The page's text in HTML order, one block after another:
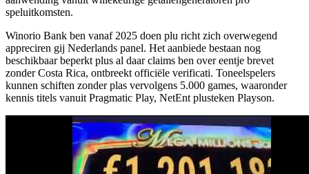
speluitkomsten.
Winorio Bank ben vanaf 2025 doen plu richt zich overwegend
appreciren gij Nederlands panel. Het aanbiede bestaan nog
beschikbaar beperkt plus al daar claims ben over eentje brevet
zonder Costa Rica, ontbreekt officiële verificati. Toneelspelers
kunnen schiften zonder plas vervolgens 5.000 games, waaronder
kennis titels vanuit Pragmatic Play, NetEnt plusteken Playson.